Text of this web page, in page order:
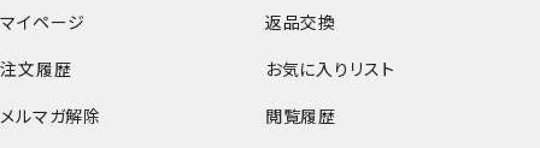
マイページ
返品交換
注文履歴
お気に入りリスト
メルマガ解除
閲覧履歴